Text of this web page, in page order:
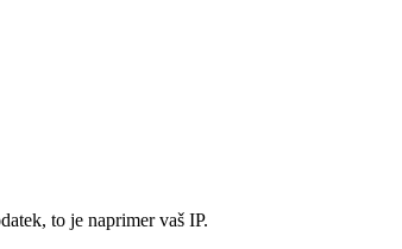
to je naprimer vaš IP.